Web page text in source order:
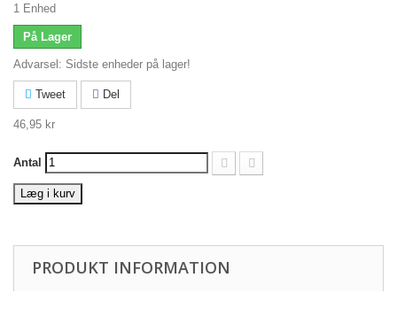
1 Enhed
På Lager
Advarsel: Sidste enheder på lager!
Tweet Del
46,95 kr
Antal
Læg i kurv
PRODUKT INFORMATION